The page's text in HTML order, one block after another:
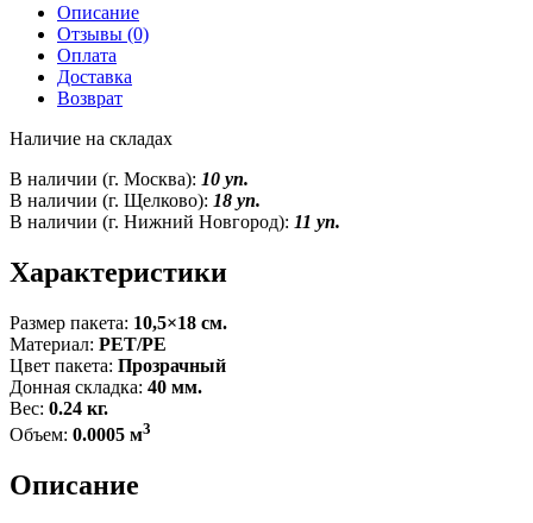
Описание
Отзывы (0)
Оплата
Доставка
Возврат
Наличие на складах
В наличии (г. Москва): 10 уп.
В наличии (г. Щелково): 18 уп.
В наличии (г. Нижний Новгород): 11 уп.
Характеристики
Размер пакета: 10,5×18 см.
Материал: PET/PE
Цвет пакета: Прозрачный
Донная складка: 40 мм.
Вес: 0.24 кг.
Объем: 0.0005 м3
Описание